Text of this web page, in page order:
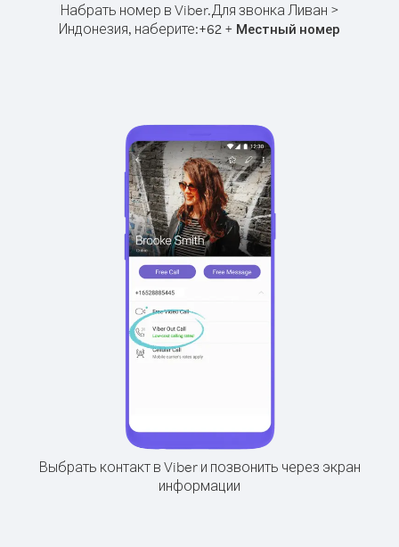
Набрать номер в Viber.Для звонка Ливан >
Индонезия, наберите:+62 + Местный номер
Выбрать контакт в Viber и позвонить через экран
информации